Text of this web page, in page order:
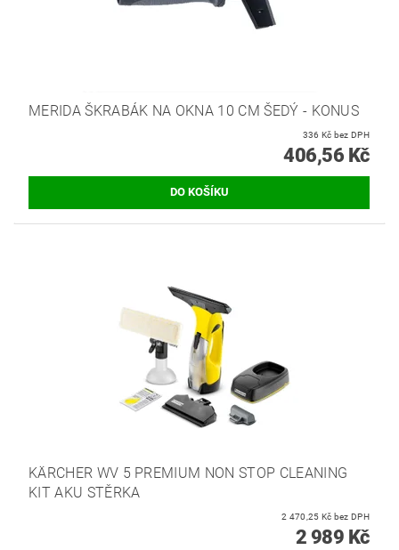
MERIDA ŠKRABÁK NA OKNA 10 CM ŠEDÝ - KONUS
336 Kč bez DPH
406,56 Kč
KÄRCHER WV 5 PREMIUM NON STOP CLEANING
KIT AKU STĚRKA
2 470,25 Kč bez DPH
2 989 Kč